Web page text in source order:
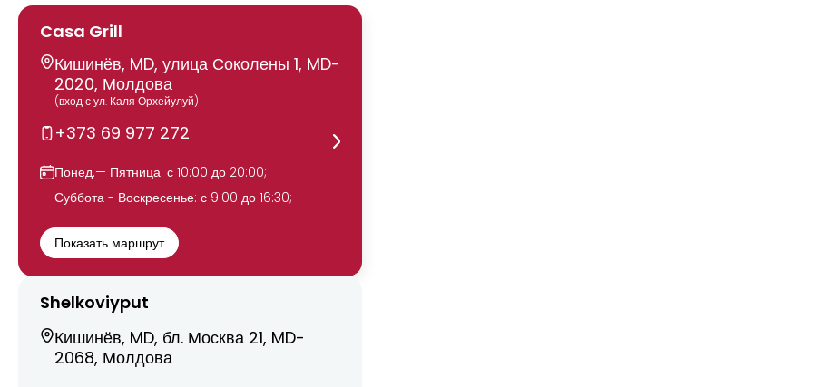
Casa Grill
Кишинёв, MD, улица Соколены 1, MD-
2020, Молдова
(вход с ул. Каля Орхейулуй)
+373 69 977 272
Понед.— Пятница: с 10:00 до 20:00;
Суббота - Воскресенье: с 9:00 до 16:30;
Показать маршрут
Shelkoviyput
Кишинёв, MD, бл. Москва 21, MD-
2068, Молдова